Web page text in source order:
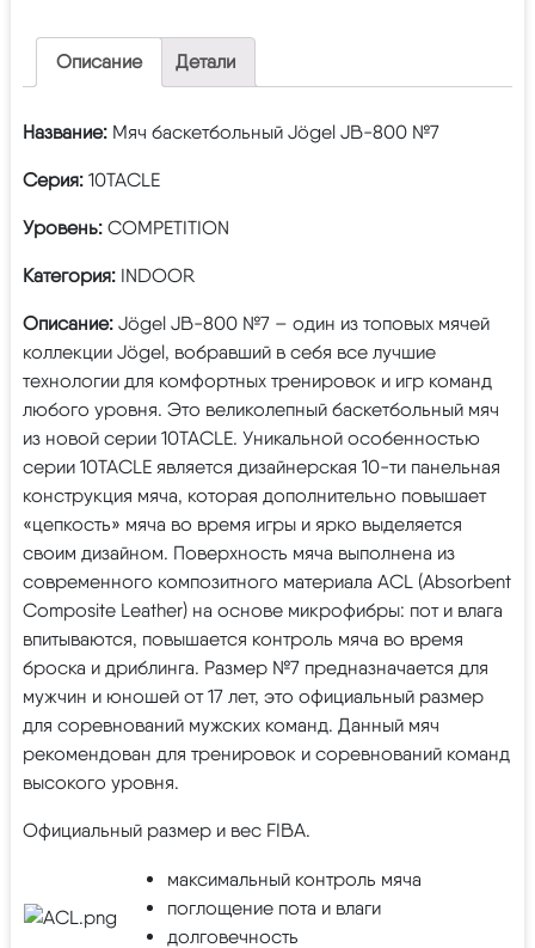
Описание Детали
Название: Мяч баскетбольный Jögel JB-800 №7
Серия: 10TACLE
Уровень: COMPETITION
Категория: INDOOR
Описание: Jögel JB-800 №7 – один из топовых мячей
коллекции Jögel, вобравший в себя все лучшие
технологии для комфортных тренировок и игр команд
любого уровня. Это великолепный баскетбольный мяч
из новой серии 10TACLE. Уникальной особенностью
серии 10TACLE является дизайнерская 10-ти панельная
конструкция мяча, которая дополнительно повышает
«цепкость» мяча во время игры и ярко выделяется
своим дизайном. Поверхность мяча выполнена из
современного композитного материала ACL (Absorbent
Composite Leather) на основе микрофибры: пот и влага
впитываются, повышается контроль мяча во время
броска и дриблинга. Размер №7 предназначается для
мужчин и юношей от 17 лет, это официальный размер
для соревнований мужских команд. Данный мяч
рекомендован для тренировок и соревнований команд
высокого уровня.
Официальный размер и вес FIBA.
максимальный контроль мяча
поглощение пота и влаги
долговечность